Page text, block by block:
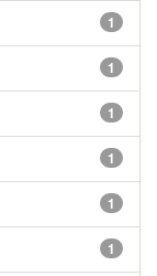
1
1
1
1
1
1